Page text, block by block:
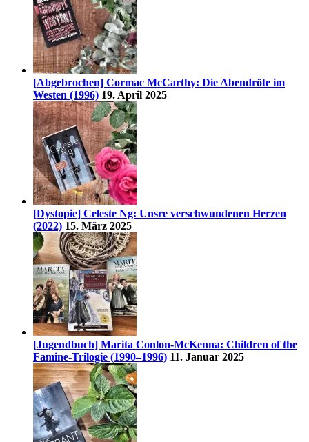
[Abgebrochen] Cormac McCarthy: Die Abendröte im
Westen (1996) 19. April 2025
[Dystopie] Celeste Ng: Unsre verschwundenen Herzen
(2022) 15. März 2025
[Jugendbuch] Marita Conlon-McKenna: Children of the
Famine-Trilogie (1990–1996) 11. Januar 2025